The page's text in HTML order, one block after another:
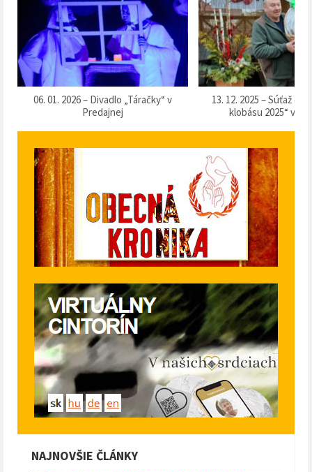
06. 01. 2026 – Divadlo „Táračky“ v
Predajnej
13. 12. 2025 – Súťaž o
klobásu 2025“ v
NAJNOVŠIE ČLÁNKY